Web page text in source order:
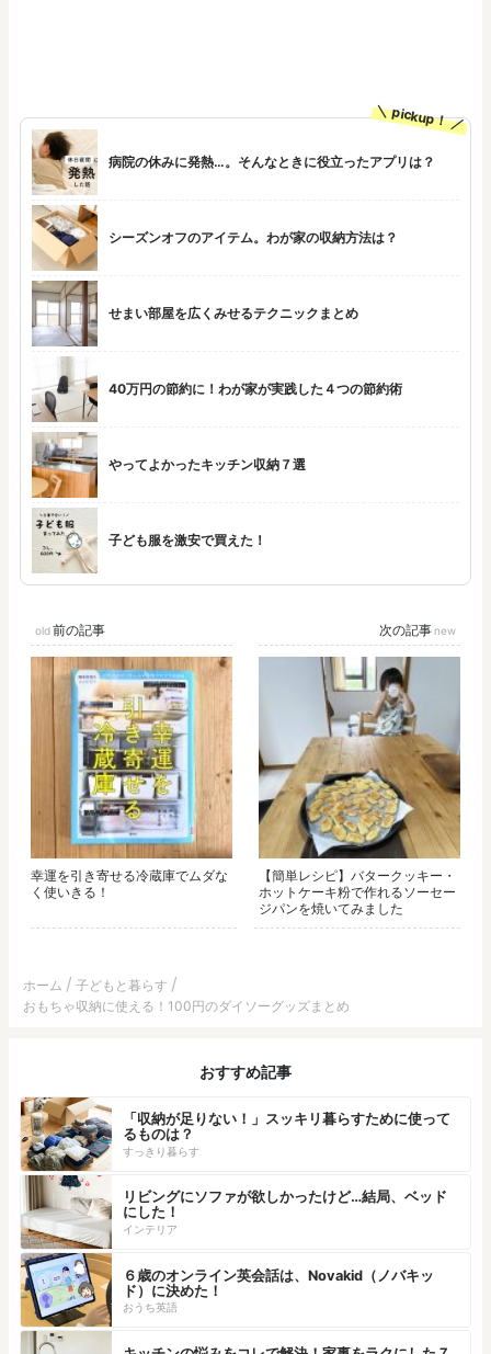
pickup！
病院の休みに発熱…。そんなときに役立ったアプリは？
シーズンオフのアイテム。わが家の収納方法は？
せまい部屋を広くみせるテクニックまとめ
40万円の節約に！わが家が実践した４つの節約術
やってよかったキッチン収納７選
子ども服を激安で買えた！
前の記事
幸運を引き寄せる冷蔵庫でムダな
く使いきる！
次の記事
【簡単レシピ】バタークッキー・
ホットケーキ粉で作れるソーセー
ジパンを焼いてみました
ホーム
子どもと暮らす
おもちゃ収納に使える！100円のダイソーグッズまとめ
おすすめ記事
「収納が足りない！」スッキリ暮らすために使って
るものは？
すっきり暮らす
リビングにソファが欲しかったけど…結局、ベッド
にした！
インテリア
６歳のオンライン英会話は、Novakid（ノバキッ
ド）に決めた！
おうち英語